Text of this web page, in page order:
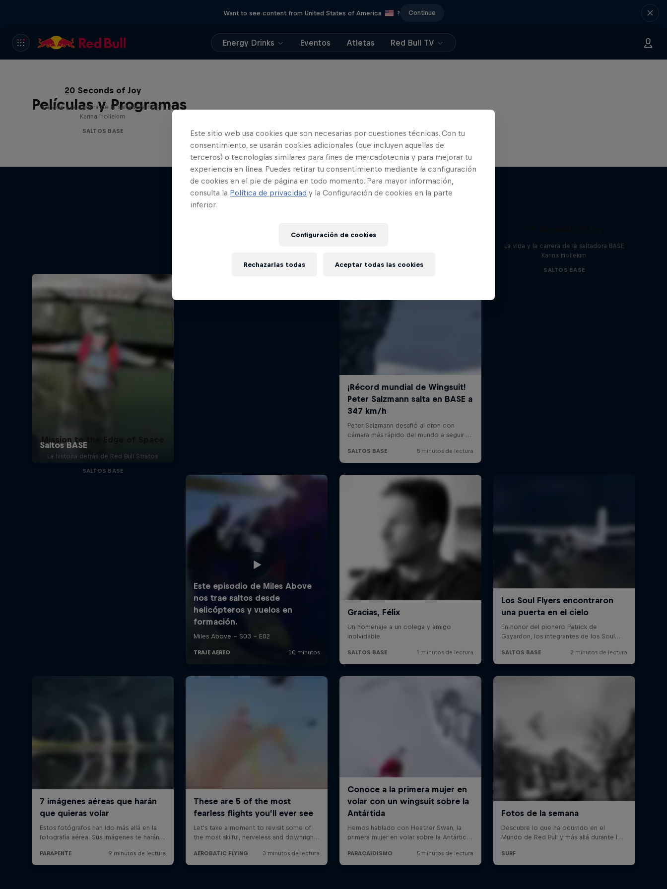
Want to see content from United States of America ? Continue
Energy Drinks Eventos Atletas Red Bull TV
Películas y Programas
20 Seconds of Joy
La vida y la carrera de la saltadora BASE
Karina Hollekim
SALTOS BASE
Más contenidos similares
La vida y la carrera de la saltadora BASE
Karina Hollekim
SALTOS BASE
Mission to the Edge of Space
La historia detrás de Red Bull Stratos
SALTOS BASE
Este sitio web usa cookies que son necesarias por cuestiones técnicas. Con tu
consentimiento, se usarán cookies adicionales (que incluyen aquellas de
terceros) o tecnologías similares para fines de mercadotecnia y para mejorar tu
experiencia en línea. Puedes retirar tu consentimiento mediante la configuración
de cookies en el pie de página en todo momento. Para mayor información,
consulta la Política de privacidad y la Configuración de cookies en la parte
inferior.
Configuración de cookies
Rechazarlas todas Aceptar todas las cookies